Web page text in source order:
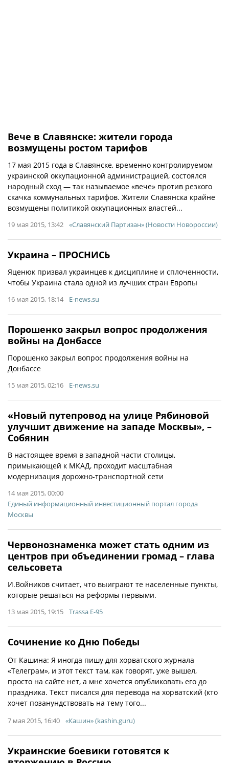
Вече в Славянске: жители города
возмущены ростом тарифов
17 мая 2015 года в Славянске, временно контролируемом
украинской оккупационной администрацией, состоялся
народный сход — так называемое «вече» против резкого
скачка коммунальных тарифов. Жители Славянска крайне
возмущены политикой оккупационных властей...
19 мая 2015, 13:42 «Славянский Партизан» (Новости Новороссии)
Украина – ПРОСНИСЬ
Яценюк призвал украинцев к дисциплине и сплоченности,
чтобы Украина стала одной из лучших стран Европы
16 мая 2015, 18:14 E-news.su
Порошенко закрыл вопрос продолжения
войны на Донбассе
Порошенко закрыл вопрос продолжения войны на
Донбассе
15 мая 2015, 02:16 E-news.su
«Новый путепровод на улице Рябиновой
улучшит движение на западе Москвы», –
Собянин
В настоящее время в западной части столицы,
примыкающей к МКАД, проходит масштабная
модернизация дорожно-транспортной сети
14 мая 2015, 00:00
Единый информационный инвестиционный портал города
Москвы
Червонознаменка может стать одним из
центров при объединении громад – глава
сельсовета
И.Войников считает, что выиграют те населенные пункты,
которые решаться на реформы первыми.
13 мая 2015, 19:15 Trassa E-95
Сочинение ко Дню Победы
От Кашина: Я иногда пишу для хорватского журнала
«Телеграм», и этот текст там, как говорят, уже вышел,
просто на сайте нет, а мне хочется опубликовать его до
праздника. Текст писался для перевода на хорватский (кто
хочет позанундствовать на тему того...
7 мая 2015, 16:40 «Кашин» (kashin.guru)
Украинские боевики готовятся к